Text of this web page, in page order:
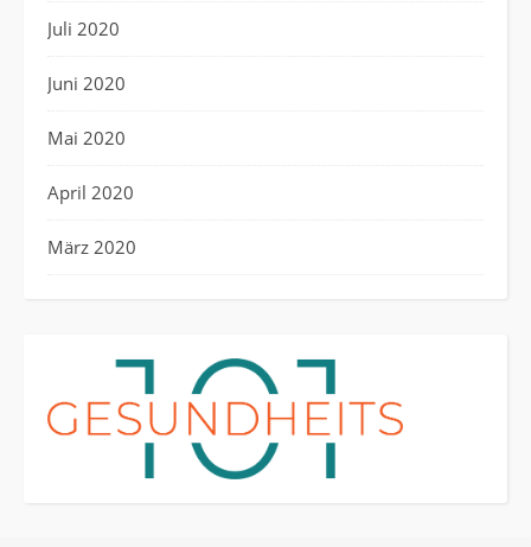
Juli 2020
Juni 2020
Mai 2020
April 2020
März 2020